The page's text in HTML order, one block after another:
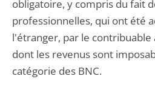
obligatoire, y compris du fait
professionnelles, qui ont été
l'étranger, par le contribuable
dont les revenus sont
catégorie des BNC.